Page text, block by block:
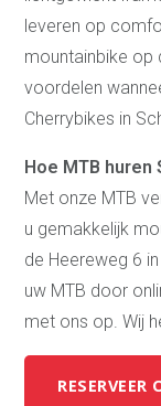
leveren op
mountainbike op
voordelen
Cherrybikes in
Hoe MTB huren
Met onze MTB
u gemakkelijk
de Heereweg 6
uw MTB door
met ons op. Wij
RESERVEER